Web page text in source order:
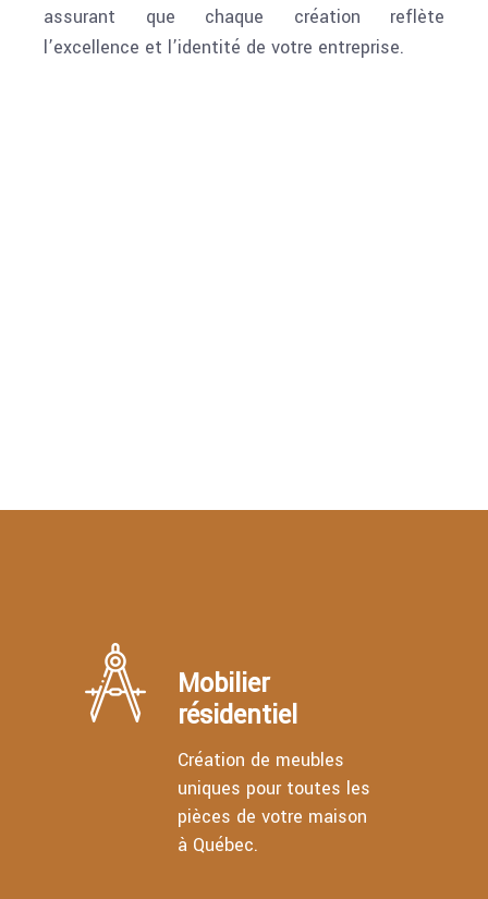
assurant que chaque création reflète
l’excellence et l’identité de votre entreprise.
Mobilier
résidentiel
Création de meubles
uniques pour toutes les
pièces de votre maison
à Québec.